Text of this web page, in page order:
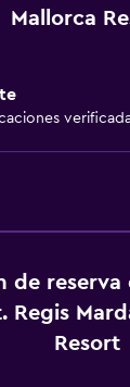
silla de
Mallorca
de
Regis
Resort